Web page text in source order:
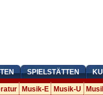
SPIELSTÄTTEN
Musik-E Musik-U